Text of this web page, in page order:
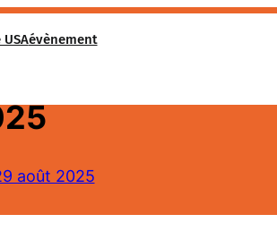
évènement
pour visiter ce
août 2025